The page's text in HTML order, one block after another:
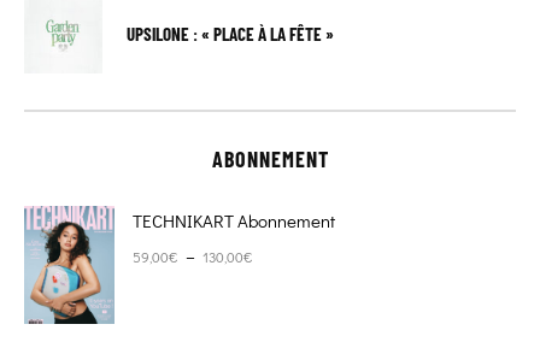
UPSILONE : « PLACE À LA FÊTE »
ABONNEMENT
TECHNIKART Abonnement
59,00€ – 130,00€